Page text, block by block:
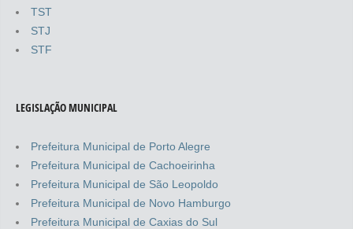
TST
STJ
STF
LEGISLAÇÃO MUNICIPAL
Prefeitura Municipal de Porto Alegre
Prefeitura Municipal de Cachoeirinha
Prefeitura Municipal de São Leopoldo
Prefeitura Municipal de Novo Hamburgo
Prefeitura Municipal de Caxias do Sul